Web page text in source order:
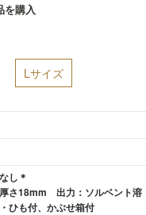
を購入
Lサイズ
し＊
厚さ18mm 出力：ソルベント溶
ひも付、かぶせ箱付